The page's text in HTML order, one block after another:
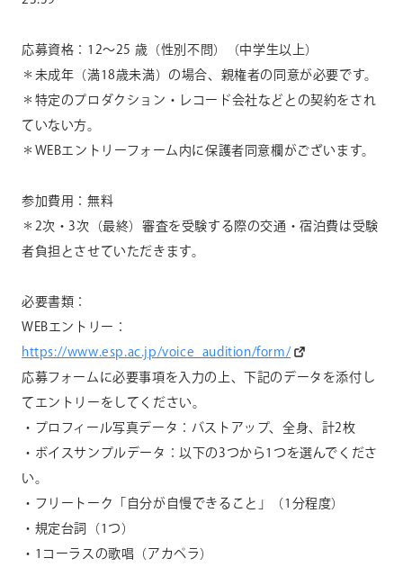
応募資格： 12～25 歳（性別不問）（中学生以上）
＊未成年（満18歳未満）の場合、親権者の同意が必要です。
＊特定のプロダクション・レコード会社などとの契約をされ
ていない方。
＊WEBエントリーフォーム内に保護者同意欄がございます。
参加費用：無料
＊2次・ 3次（最終）審査を受験する際の交通・宿泊費は受験
者負担とさせていただきます。
必要書類：
WEBエントリー：
https://www.esp.ac.jp/voice_audition/form/
応募フォームに必要事項を入力の上、下記のデータを添付し
てエントリーをしてください。
・プロフィール写真データ：バストアップ、全身、計2枚
・ボイスサンプルデータ：以下の 3 つから 1 つを選んでくださ
い。
・フリートーク「自分が自慢できること」（ 1 分程度）
・ 規定台詞（ 1 つ）
・ 1コーラスの歌唱（アカペラ）